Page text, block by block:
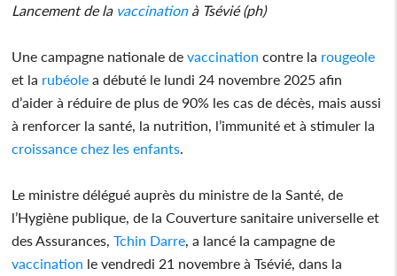
Lancement de lavaccinationà Tsévié (ph)
Une campagne nationale de vaccination contre la rougeole
et la rubéole a débuté le lundi 24 novembre 2025 afin
d’aider à réduire de plus de 90% les cas de décès, mais aussi
à renforcer la santé, la nutrition, l’immunité et à stimuler la
croissance chez les enfants
Le ministre délégué auprès du ministre de la Santé, de
l’Hygiène publique, de la Couverture sanitaire universelle et
des Assurances, Tchin Darre , a lancé la campagne de
vaccination le vendredi 21 novembre à Tsévié, dans la